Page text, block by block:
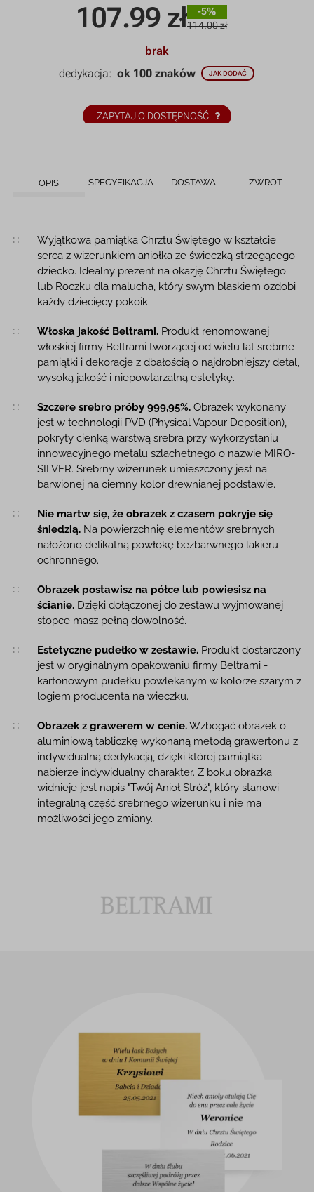
107.99 zł
-5%
114.00 zł
brak
dedykacja:ok 100 znaków JAK DODAĆ
ZAPYTAJ O DOSTĘPNOŚĆ
OPIS SPECYFIKACJA DOSTAWA ZWROT
Opis produktu
Wyjątkowa pamiątka Chrztu Świętego w kształcie
serca z wizerunkiem aniołka ze świeczką strzegącego
dziecko. Idealny prezent na okazję Chrztu Świętego
lub Roczku dla malucha, który swym blaskiem ozdobi
każdy dziecięcy pokoik.
Włoska jakość Beltrami.Produkt renomowanej
włoskiej firmy Beltrami tworzącej od wielu lat srebrne
pamiątki i dekoracje z dbałością o najdrobniejszy detal,
wysoką jakość i niepowtarzalną estetykę.
Szczere srebro próby 999,95%.Obrazek wykonany
jest w technologii PVD (Physical Vapour Deposition),
pokryty cienką warstwą srebra przy wykorzystaniu
innowacyjnego metalu szlachetnego o nazwie MIRO-
SILVER. Srebrny wizerunek umieszczony jest na
barwionej na ciemny kolor drewnianej podstawie.
Nie martw się, że obrazek z czasem pokryje się
śniedzią.Na powierzchnię elementów srebrnych
nałożono delikatną powłokę bezbarwnego lakieru
ochronnego.
Obrazek postawisz na półce lub powiesisz na
ścianie.Dzięki dołączonej do zestawu wyjmowanej
stopce masz pełną dowolność.
Estetyczne pudełko w zestawie.Produkt dostarczony
jest w oryginalnym opakowaniu firmy Beltrami -
kartonowym pudełku powlekanym w kolorze szarym z
logiem producenta na wieczku.
Obrazek z grawerem w cenie.Wzbogać obrazek o
aluminiową tabliczkę wykonaną metodą grawertonu z
indywidualną dedykacją, dzięki której pamiątka
nabierze indywidualny charakter. Z boku obrazka
widnieje jest napis "Twój Anioł Stróż", który stanowi
integralną część srebrnego wizerunku i nie ma
możliwości jego zmiany.